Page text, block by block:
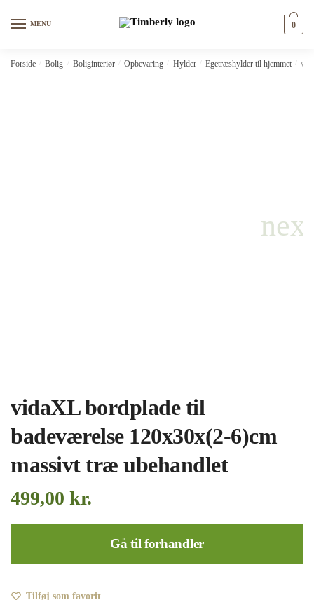
MENU 0
Forside Bolig Boliginteriør Opbevaring Hylder Egetræshylder til hjemmet
vidaXL bordplade til
badeværelse 120x30x(2-6)cm
massivt træ ubehandlet
499,00 kr.
Gå til forhandler
Tilføj som favorit